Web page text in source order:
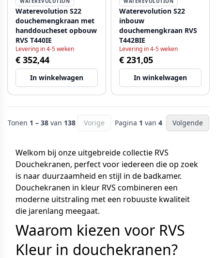
Waterevolution S22
douchemengkraan met
handdoucheset opbouw
RVS T440IE
Levering in 4-5 weken
€ 352,44
In winkelwagen
Waterevolution S22
inbouw
douchemengkraan RVS
T442BIE
Levering in 4-5 weken
€ 231,05
In winkelwagen
Tonen 1 – 38 van 138 Vorige Pagina 1 van 4 Volgende
Welkom bij onze uitgebreide collectie RVS
Douchekranen, perfect voor iedereen die op zoek
is naar duurzaamheid en stijl in de badkamer.
Douchekranen in kleur RVS combineren een
moderne uitstraling met een robuuste kwaliteit
die jarenlang meegaat.
Waarom kiezen voor RVS
Kleur in douchekranen?